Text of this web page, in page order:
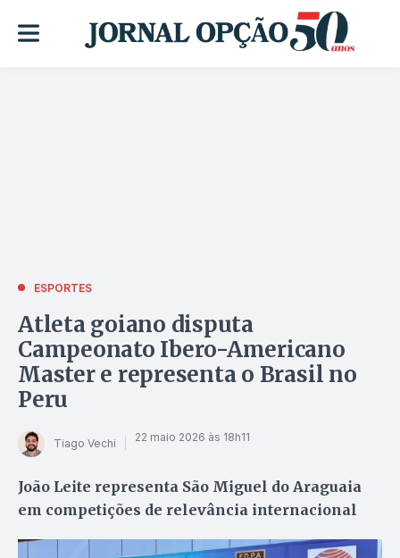
ESPORTES
Atleta goiano disputa
Campeonato Ibero-Americano
Master e representa o Brasil no
Peru
Tiago Vechi 22 maio 2026 às 18h11
João Leite representa São Miguel do Araguaia
em competições de relevância internacional